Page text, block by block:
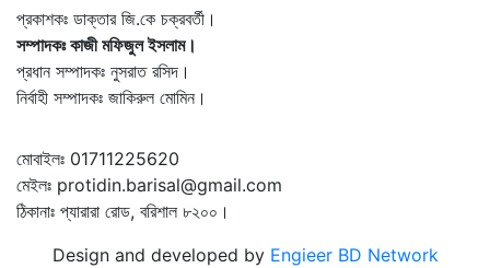
প্রকাশকঃ ডাক্তার জি.কে চক্রবর্তী।
সম্পাদকঃ কাজী মফিজুল ইসলাম।
প্রধান সম্পাদকঃ নুসরাত রসিদ।
নির্বাহী সম্পাদকঃ জাকিরুল মোমিন।
মোবাইলঃ 01711225620
মেইলঃ protidin.barisal@gmail.com
ঠিকানাঃ প্যারারা রোড, বরিশাল ৮২০০।
Design and developed by Engieer BD Network